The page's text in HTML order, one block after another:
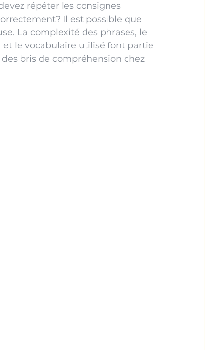
répéter les consignes
Il est possible que
La complexité des phrases, le
et le vocabulaire utilisé font partie
bris de compréhension chez